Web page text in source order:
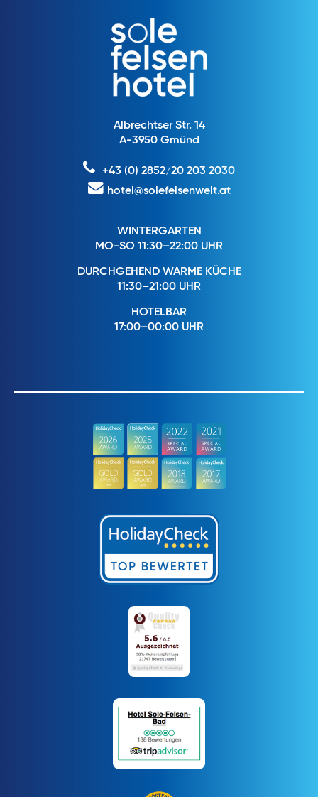
Albrechtser Str. 14
A-3950 Gmünd
+43 (0) 2852/20 203 2030
hotel@solefelsenwelt.at
WINTERGARTEN
MO-SO 11:30–22:00 UHR
DURCHGEHEND WARME KÜCHE
11:30–21:00 UHR
HOTELBAR
17:00–00:00 UHR